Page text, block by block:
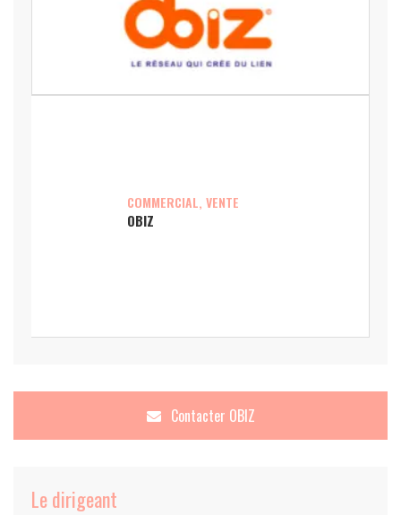
COMMERCIAL, VENTE
OBIZ
Contacter OBIZ
Le dirigeant